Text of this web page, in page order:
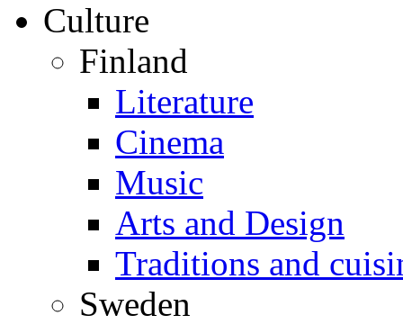
Culture
Finland
Literature
Cinema
Music
Arts and Design
Traditions and
Sweden